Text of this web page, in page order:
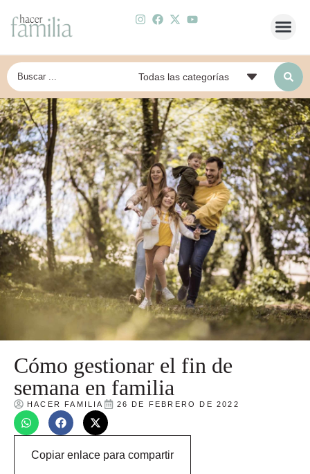
Cómo gestionar el fin de
semana en familia
HACER FAMILIA 26 DE FEBRERO DE 2022
Copiar enlace para compartir